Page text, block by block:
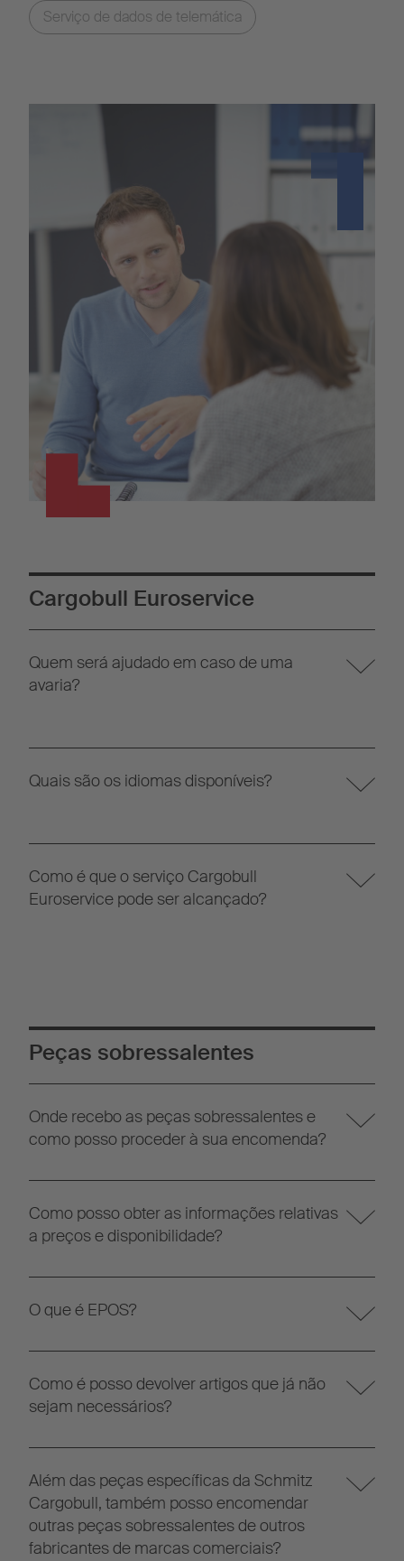
Serviço de dados de telemática
Cargobull Euroservice
Quem será ajudado em caso de uma
avaria?
Quais são os idiomas disponíveis?
Como é que o serviço Cargobull
Euroservice pode ser alcançado?
Peças sobressalentes
Onde recebo as peças sobressalentes e
como posso proceder à sua encomenda?
Como posso obter as informações relativas
a preços e disponibilidade?
O que é EPOS?
Como é posso devolver artigos que já não
sejam necessários?
Além das peças específicas da Schmitz
Cargobull, também posso encomendar
outras peças sobressalentes de outros
fabricantes de marcas comerciais?